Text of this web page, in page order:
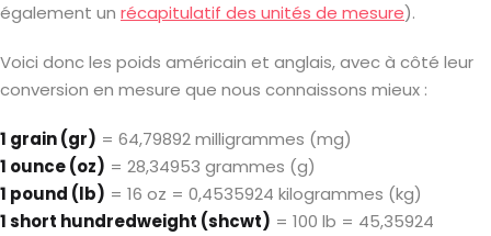
également un récapitulatif des unités de mesure).
Voici donc les poids américain et anglais, avec à côté leur
conversion en mesure que nous connaissons mieux :
1 grain (gr) = 64,79892 milligrammes (mg)
1 ounce (oz) = 28,34953 grammes (g)
1 pound (lb) = 16 oz = 0,4535924 kilogrammes (kg)
1 short hundredweight (shcwt) = 100 lb = 45,35924